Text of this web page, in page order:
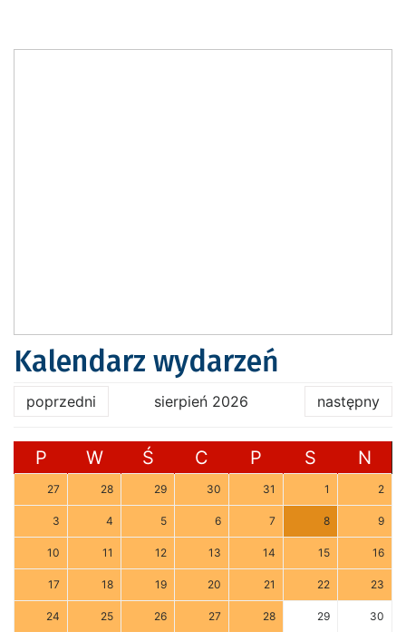
Kalendarz wydarzeń
poprzedni sierpień 2026 następny
P W Ś C P S N
27 28 29 30 31 1 2
3 4 5 6 7 8 9
10 11 12 13 14 15 16
17 18 19 20 21 22 23
24 25 26 27 28 29 30